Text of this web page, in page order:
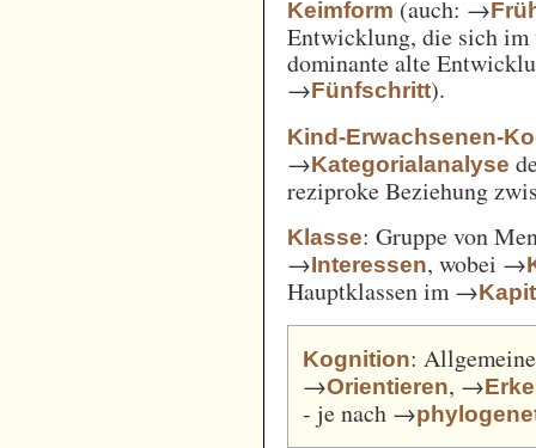
Keimform (auch: →
Entwicklung, die sich im
dominante alte
→Fünfschritt).
Kind-Erwachsenen-
→Kategorialanalyse
reziproke Beziehung
Klasse: Gruppe von
→Interessen, wobei →
Hauptklassen im →
Kognition:
→Orientieren, →
- je nach →